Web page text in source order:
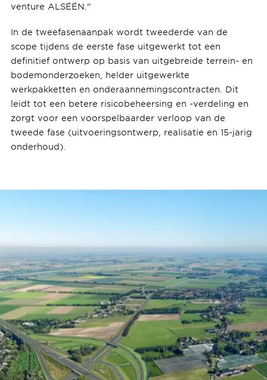
venture ALSÉÉN."
In de tweefasenaanpak wordt tweederde van de
scope tijdens de eerste fase uitgewerkt tot een
definitief ontwerp op basis van uitgebreide terrein- en
bodemonderzoeken, helder uitgewerkte
werkpakketten en onderaannemingscontracten. Dit
leidt tot een betere risicobeheersing en -verdeling en
zorgt voor een voorspelbaarder verloop van de
tweede fase (uitvoeringsontwerp, realisatie en 15-jarig
onderhoud).